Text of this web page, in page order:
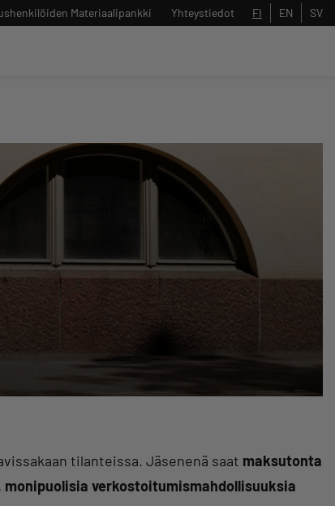
Yhteystiedot
Materiaalipankki FI EN SV
tilanteissa. Jäsenenä saat maksutonta
verkostoitumismahdollisuuksia
Hae